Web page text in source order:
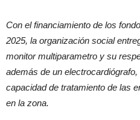
Con el financiamiento de los
2025, la organización social
monitor multiparametro y su
además de un
capacidad de tratamiento de las
en la zona.